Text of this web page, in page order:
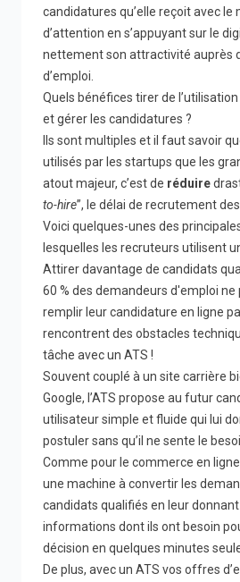
candidatures qu’elle reçoit avec le
d’attention en s’appuyant sur le
nettement son attractivité auprès
d’emploi.
Quels bénéfices tirer de l’utilisation
et gérer les candidatures ?
Ils sont multiples et il faut savoir
utilisés par les startups que les
atout majeur, c’est de réduire
to-hire”, le délai de recrutement
Voici quelques-unes des
lesquelles les recruteurs utilisent
Attirer davantage de candidats
60 % des demandeurs d'emploi ne
remplir leur candidature en ligne
rencontrent des obstacles
tâche avec un ATS !
Souvent couplé à un site carrière
Google, l’ATS propose au futur
utilisateur simple et fluide qui lui
postuler sans qu’il ne sente le
Comme pour le commerce en
une machine à convertir les
candidats qualifiés en leur
informations dont ils ont besoin
décision en quelques minutes
De plus, avec un ATS vos offres